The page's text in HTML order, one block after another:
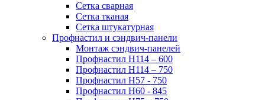
Сетка сварная
Сетка тканая
Сетка штукатурная
Профнастил и сэндвич-панели
Монтаж сэндвич-панелей
Профнастил Н114 – 600
Профнастил Н114 – 750
Профнастил Н57 - 750
Профнастил Н60 - 845